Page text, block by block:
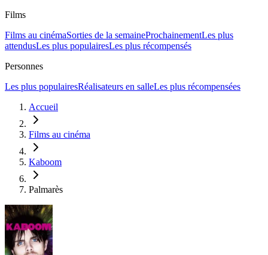
Films
Films au cinémaSorties de la semaineProchainementLes plus
attendusLes plus populairesLes plus récompensés
Personnes
Les plus populairesRéalisateurs en salleLes plus récompensées
Accueil
Films au cinéma
Kaboom
Palmarès